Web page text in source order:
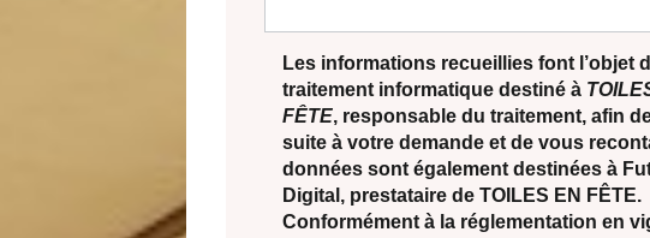
Les informations recueillies font l’objet
traitement informatique destiné à
FÊTE, responsable du traitement, afin
suite à votre demande et de vous
données sont également destinées à
Digital, prestataire de TOILES EN FÊTE.
Conformément à la réglementation en